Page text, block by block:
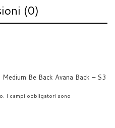
ar
e(0)
Be Back Avana Back – S3
I campi obbligatori sono